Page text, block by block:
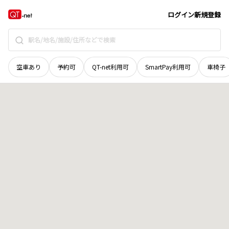
ログイン新規登録
空車あり 予約可 QT-net利用可 SmartPay利用可 車椅子
和歌山県